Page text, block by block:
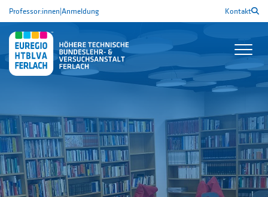
Professor:innen|Anmeldung Kontakt